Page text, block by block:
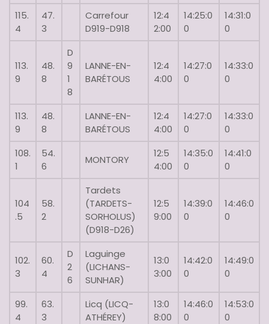
115.
4
47.
3
Carrefour
D919-D918
12:4
2:00
14:25:0
0
14:31:0
0
113.
9
48.
8
D
9
1
8
LANNE-EN-
BARÉTOUS
12:4
4:00
14:27:0
0
14:33:0
0
113.
9
48.
8
LANNE-EN-
BARÉTOUS
12:4
4:00
14:27:0
0
14:33:0
0
108.
1
54.
6
MONTORY
12:5
4:00
14:35:0
0
14:41:0
0
104
.5
58.
2
Tardets
(TARDETS-
SORHOLUS)
(D918-D26)
12:5
9:00
14:39:0
0
14:46:0
0
102.
3
60.
4
D
2
6
Laguinge
(LICHANS-
SUNHAR)
13:0
3:00
14:42:0
0
14:49:0
0
99.
4
63.
3
Licq (LICQ-
ATHÉREY)
13:0
8:00
14:46:0
0
14:53:0
0